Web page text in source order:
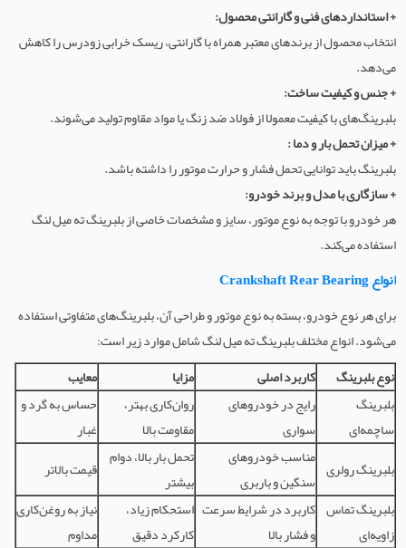
+ استانداردهای فنی و گارانتی محصول:
انتخاب محصول از برندهای معتبر همراه با گارانتی، ریسک خرابی زودرس را کاهش
می‌دهد.
+ جنس و کیفیت ساخت:
بلبرینگ‌های با کیفیت معمولا از فولاد ضد زنگ یا مواد مقاوم تولید می‌شوند.
+ میزان تحمل بار و دما :
بلبرینگ باید توانایی تحمل فشار و حرارت موتور را داشته باشد.
+ سازگاری با مدل و برند خودرو:
هر خودرو با توجه به نوع موتور، سایز و مشخصات خاصی از بلبرینگ ته میل لنگ
استفاده می‌کند.
انواع Crankshaft Rear Bearing
برای هر نوع خودرو، بسته به نوع موتور و طراحی آن، بلبرینگ‌های متفاوتی استفاده
می‌شود. انواع مختلف بلبرینگ ته میل لنگ شامل موارد زیر است:
معایب
مزایا کاربرد اصلی
نوع بلبرینگ
حساس به گرد و
غبار
روان‌کاری بهتر،
مقاومت بالا
رایج در خودروهای
سواری
بلبرینگ
ساچمه‌ای
قیمت بالاتر تحمل بار بالا، دوام
بیشتر
مناسب خودروهای
سنگین و باربری بلبرینگ رولری
نیاز به روغن‌کاری
مداوم
استحکام زیاد،
کارکرد دقیق
کاربرد در شرایط سرعت
و فشار بالا
بلبرینگ تماس
زاویه‌ای